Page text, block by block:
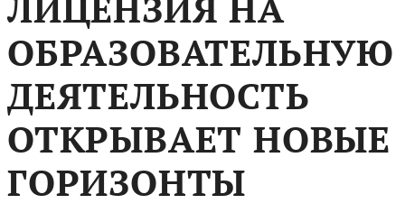
ОБРАЗОВАТЕЛЬНУЮ
ДЕЯТЕЛЬНОСТЬ
ОТКРЫВАЕТ НОВЫЕ
ГОРИЗОНТЫ